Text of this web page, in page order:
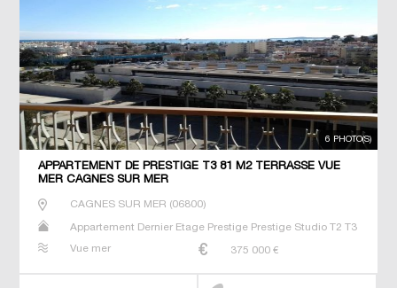
6 PHOTO(S)
APPARTEMENT DE PRESTIGE T3 81 M2 TERRASSE VUE
MER CAGNES SUR MER
CAGNES SUR MER (06800)
Appartement Dernier Etage Prestige Prestige Studio T2 T3
Vue mer
375 000 €